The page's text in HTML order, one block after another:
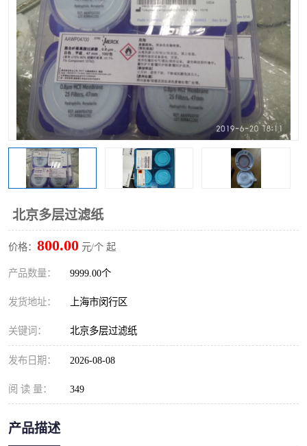
北京多层过滤纸
价格： 800.00 元/个 起
产品数量： 9999.00个
发货地址： 上海市闵行区
关键词： 北京多层过滤纸
发布日期： 2026-08-08
阅 读 量： 349
产品描述